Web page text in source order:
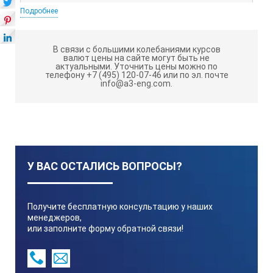
(1999)
Переменное напряжение U~
Подробнее
В связи с большими колебаниями курсов
валют цены на сайте могут быть не
актуальными. Уточнить цены можно по
телефону +7 (495) 120-07-46 или по эл. почте
info@a3-eng.com.
У ВАС ОСТАЛИСЬ ВОПРОСЫ?
Получите бесплатную консультацию у наших
менеджеров,
или заполните форму обратной связи!